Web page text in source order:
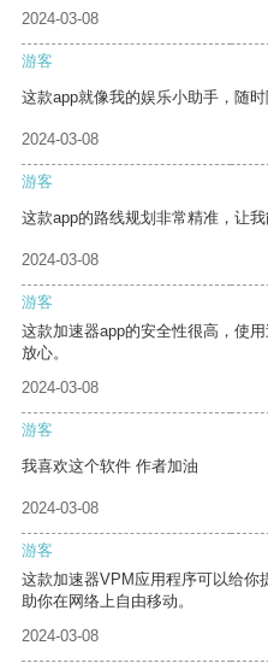
2024-03-08
游客
这款app就像我的娱乐小助手，随时
2024-03-08
游客
这款app的路线规划非常精准，让我
2024-03-08
游客
这款加速器app的安全性很高，使
放心。
2024-03-08
游客
我喜欢这个软件 作者加油
2024-03-08
游客
这款加速器VPM应用程序可以给你
助你在网络上自由移动。
2024-03-08